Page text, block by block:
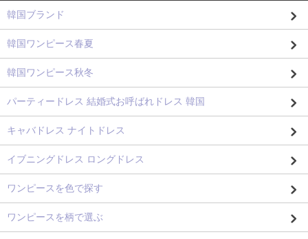
韓国ブランド
韓国ワンピース春夏
韓国ワンピース秋冬
パーティードレス 結婚式お呼ばれドレス 韓国
キャバドレス ナイトドレス
イブニングドレス ロングドレス
ワンピースを色で探す
ワンピースを柄で選ぶ